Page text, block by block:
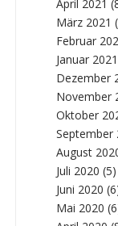
April 2021
März 2021
Februar
Januar 2021
Dezember
November
Oktober
September
August
Juli 2020 (5)
Juni 2020
Mai 2020